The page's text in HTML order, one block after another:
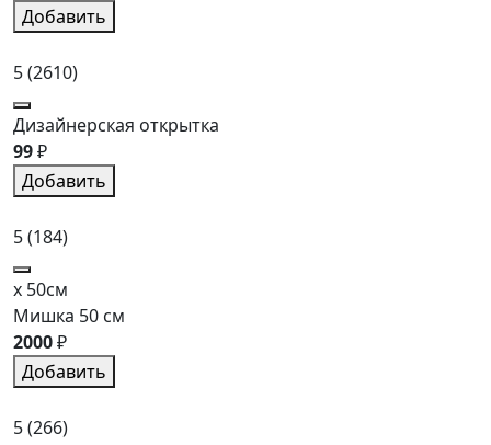
Добавить
5(2610)
Дизайнерская открытка
99₽
Добавить
5(184)
x 50см
Мишка 50 см
2000₽
Добавить
5(266)